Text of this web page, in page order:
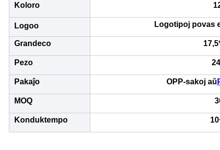
Koloro
Logoo Logotipoj povas
Grandeco
Pezo
Pakaĵo OPP-sakoj aŭ
MOQ
Konduktempo